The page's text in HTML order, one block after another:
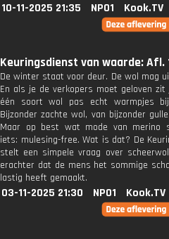
10-11-2025 21:35 NPO1 Kook.TV
Keuringsdienst van waarde: Afl.
De winter staat voor deur. De wol mag
En als je de verkopers moet geloven
één soort wol pas echt warmpjes
Bijzonder zachte wol, van bijzonder
Maar op best wat mode van merino
iets: mulesing-free. Wat is dat? De
stelt een simpele vraag over
erachter dat de mens het sommige
lastig heeft gemaakt.
03-11-2025 21:30 NPO1 Kook.TV